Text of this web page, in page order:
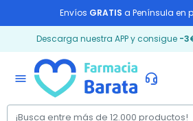
Envíos GRATIS a Península en
Descarga nuestra APP y consigue -
menu